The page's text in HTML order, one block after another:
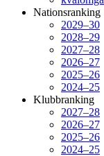
Nationsranking
2029–30
2028–29
2027–28
2026–27
2025–26
2024–25
Klubbranking
2027–28
2026–27
2025–26
2024–25